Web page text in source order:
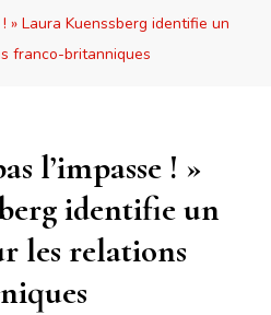
! » Laura Kuenssberg identifie un
franco-britanniques
l’impasse ! »
identifie un
les relations